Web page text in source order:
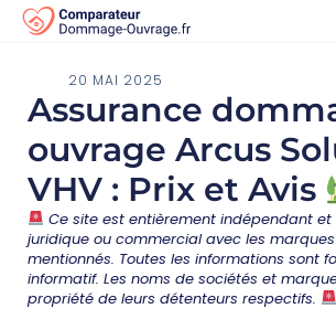
20 MAI 2025
Assurance
ouvrage Arcus
VHV : Prix et Avis
Ce site est entièrement indépendant et
juridique ou commercial avec les
mentionnés. Toutes les informations sont
informatif. Les noms de sociétés et
propriété de leurs détenteurs respectifs.